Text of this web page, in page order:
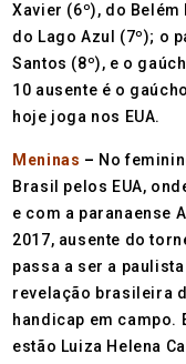
Xavier (6º), do
do Lago Azul (7º); o
Santos (8º), e o
10 ausente é o
hoje joga nos EUA.
Meninas – No
Brasil pelos EUA,
e com a paranaense
2017, ausente do
passa a ser a
revelação brasileira
handicap em campo.
estão Luiza Helena